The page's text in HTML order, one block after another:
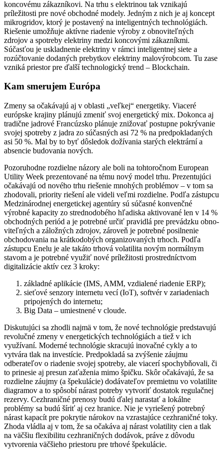
koncovému zákazníkovi. Na trhu s elektrinou tak vznikajú
príležitosti pre nové obchodné modely. Jedným z nich je aj koncept
mikrogridov, ktorý je postavený na inteligentných technológiách.
Riešenie umožňuje aktívne riadenie výroby z obnoviteľných
zdrojov a spotreby elektriny medzi koncovými zákazníkmi.
Súčasťou je uskladnenie elektriny v rámci inteligentnej siete a
rozúčtovanie dodaných prebytkov elektriny malovýrobcom. Tu zase
vzniká priestor pre ďalší technologický trend – Blockchain.
Kam smerujem Európa
Zmeny sa očakávajú aj v oblasti „veľkej“ energetiky. Viaceré
európske krajiny plánujú zmeniť svoj energetický mix. Dokonca aj
tradične jadrové Francúzsko plánuje znižovať postupne pokrývanie
svojej spotreby z jadra zo súčasných asi 72 % na predpokladaných
asi 50 %. Mal by to byť dôsledok dožívania starých elektrární a
absencie budovania nových.
Pozoruhodne rozdielne názory ale boli na tohtoročnom European
Utility Week prezentované na tému nový model trhu. Prezentujúci
očakávajú od nového trhu riešenie mnohých problémov – v tom sa
zhodovali, priority riešení ale videli veľmi rozdielne. Podľa zástupcu
Medzinárodnej energetickej agentúry sú súčasné konvenčné
výrobné kapacity zo strednodobého hľadiska aktivované len v 14 %
obchodných periód a je potrebné určiť pravidlá pre prevádzku obno­
viteľných a záložných zdrojov, zároveň je potrebné posilnenie
obcho­dovania na krátkodobých organizovaných trhoch. Podľa
zástupcu Enelu je ale takáto trhová volatilita novým normálnym
stavom a je potrebné využiť nové príležitosti prostredníctvom
digitalizácie aktív cez 3 kroky:
základné aplikácie (IMS, AMM, vzdialené riadenie ERP);
sieťové senzory internetu vecí (IoT), softvér v zariadeniach
pripojených do internetu;
Big Data – umiestnené v cloude.
Diskutujúci sa zhodli najmä v tom, že nové technológie predstavujú
revolučné zmeny v energetických technológiách a tiež v ich
využívaní. Moderné technológie skracujú inovačné cykly a to
vytvára tlak na investície. Predpokladá sa zvýšenie záujmu
odberateľov o riadenie svojej spotreby, ale viacerí spochybňovali, či
to prinesie aj presun zaťaženia mimo špičku. Skôr očakávajú, že sa
rozdielne záujmy (a špekulácie) dodávateľov premietnu vo volatilite
diagramov a to spôsobí nárast potreby vytvoriť dostatok regulačnej
rezervy. Cezhraničné prenosy budú ďalej narastať a lokálne
problémy sa budú šíriť aj cez hranice. Nie je vyriešený potrebný
nárast kapacít pre pokrytie nárokov na vzrastajúce cezhraničné toky.
Zhoda vládla aj v tom, že sa očakáva aj nárast volatility cien a tlak
na väčšiu flexibilitu cezhraničných dodávok, práve z dôvodu
vytvorenia väčšieho priestoru pre trhové špekulácie.